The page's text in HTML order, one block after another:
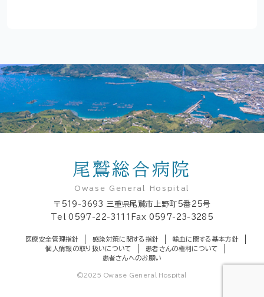
尾鷲総合病院
Owase General Hospital
〒519-3693
三重県尾鷲市上野町5番25号
Tel
0597-22-3111 Fax 0597-23-3285
医療安全管理指針 感染対策に関する指針
輸血に関する基本方針
個人情報の取り扱いについて
患者さんの権利について
患者さんへのお願い
©2025 Owase General Hospital